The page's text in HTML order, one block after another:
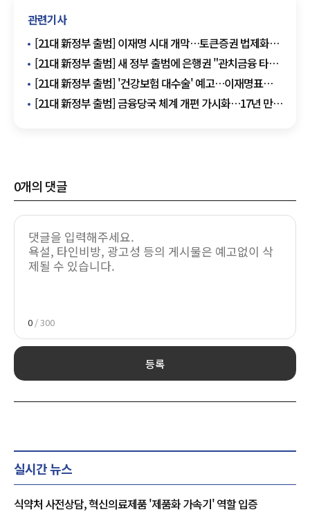
관련기사
[21대 新정부 출범] 이재명 시대 개막…토큰증권 법제화
청신호
[21대 新정부 출범] 새 정부 출범에 은행권 "관치금융 타파
·실질적 규제완화" 촉구
[21대 新정부 출범] '건강보험 대수술' 예고…이재명표
국민 의료비 완화 본격화
[21대 新정부 출범] 금융당국 체계 개편 가시화…17년 만에
0개의 댓글
0 / 300
등록
실시간 뉴스
식약처 사전상담, 혁신의료제품 '제품화 가속기' 역할 입증